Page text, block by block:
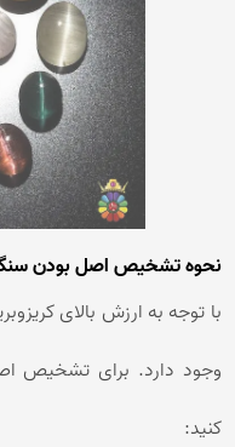
نحوه تشخیص اصل بودن
با توجه به ارزش بالای
وجود دارد. برای تشخیص
کنید: